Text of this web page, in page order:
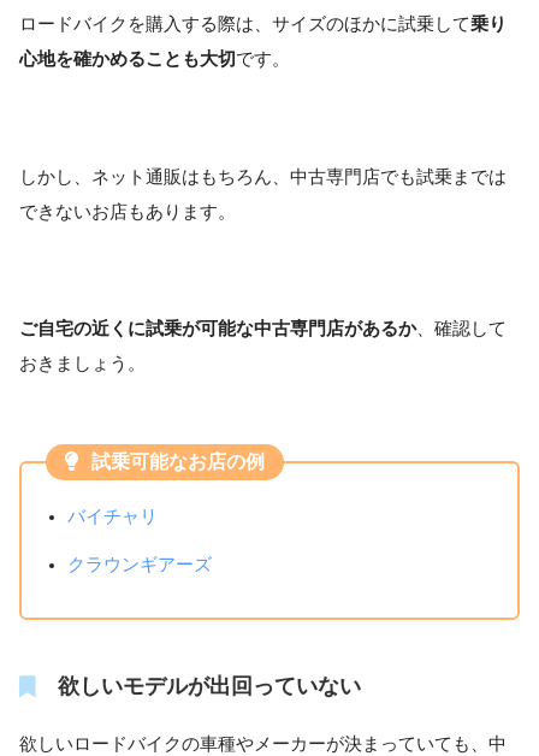
ロードバイクを購入する際は、サイズのほかに試乗して乗り
心地を確かめることも大切です。
しかし、ネット通販はもちろん、中古専門店でも試乗までは
できないお店もあります。
ご自宅の近くに試乗が可能な中古専門店があるか、確認して
おきましょう。
試乗可能なお店の例
バイチャリ
クラウンギアーズ
欲しいモデルが出回っていない
欲しいロードバイクの車種やメーカーが決まっていても、中